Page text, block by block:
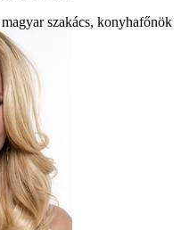
szakács, konyhafőnök